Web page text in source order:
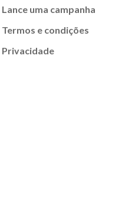
Lance uma campanha
Termos e condições
Privacidade